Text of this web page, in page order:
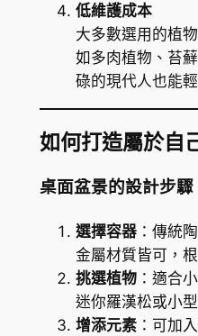
低維護成本
大多數選用的植
如多肉植物、苔
碌的現代人也能
如何打造屬於自
桌面盆景的設計步驟
選擇容器：傳統
金屬材質皆可，
挑選植物：適合
迷你羅漢松或小
增添元素：可加